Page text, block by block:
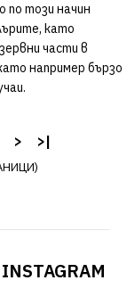
по този начин
като
части в
например бързо
14D
> >|